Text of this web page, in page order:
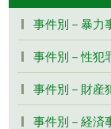
事件別－暴力
事件別－性犯
事件別－財産
事件別－経済